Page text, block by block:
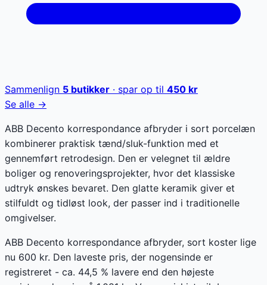
Sammenlign 5 butikker · spar op til 450 kr
Se alle →
ABB Decento korrespondance afbryder i sort porcelæn
kombinerer praktisk tænd/sluk-funktion med et
gennemført retrodesign. Den er velegnet til ældre
boliger og renoveringsprojekter, hvor det klassiske
udtryk ønskes bevaret. Den glatte keramik giver et
stilfuldt og tidløst look, der passer ind i traditionelle
omgivelser.
ABB Decento korrespondance afbryder, sort koster lige
nu 600 kr. Den laveste pris, der nogensinde er
registreret - ca. 44,5 % lavere end den højeste